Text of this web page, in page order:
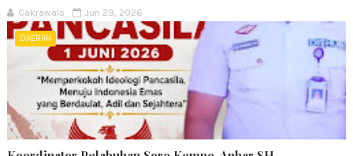
Cakrawals Jun 29, 2026
DAERAH